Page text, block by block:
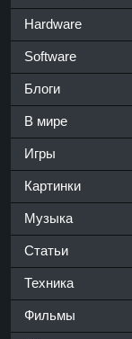
Hardware
Software
Блоги
В мире
Игры
Картинки
Музыка
Статьи
Техника
Фильмы